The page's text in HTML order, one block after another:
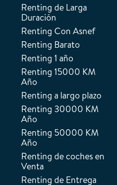
Renting de Larga
Duración
Renting Con Asnef
Renting Barato
Renting 1 año
Renting 15000 KM
Año
Renting a largo plazo
Renting 30000 KM
Año
Renting 50000 KM
Año
Renting de coches en
Venta
Renting de Entrega